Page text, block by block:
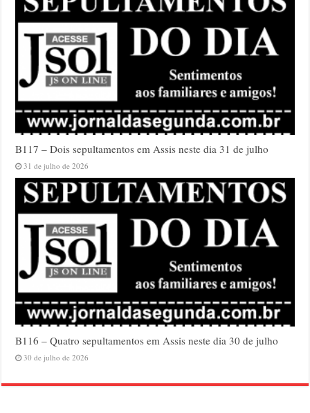
B117 – Dois sepultamentos em Assis neste dia 31 de julho
31 de julho de 2026
B116 – Quatro sepultamentos em Assis neste dia 30 de julho
30 de julho de 2026